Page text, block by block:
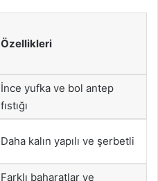
Özellikleri
İnce yufka ve bol antep
fıstığı
Daha kalın yapılı ve şerbetli
Farklı baharatlar ve